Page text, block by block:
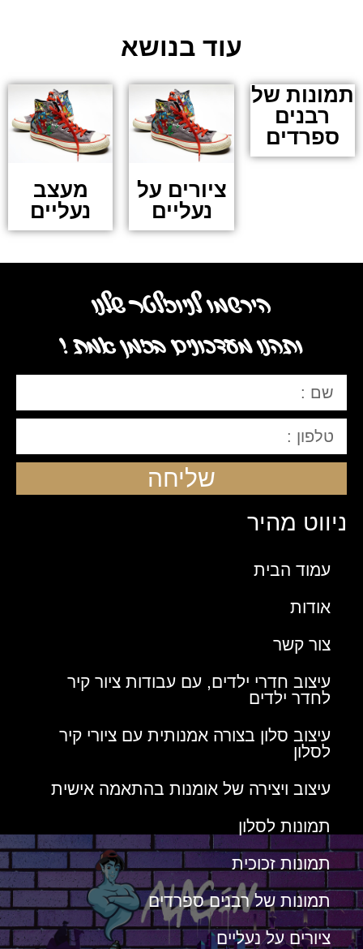
עוד בנושא
תמונות של
רבנים
ספרדים
ציורים על
נעליים
מעצב
נעליים
הירשמו לניוזלטר שלנו
ותהנו מעדכונים בזמן אמת !
שליחה
ניווט מהיר
עמוד הבית
אודות
צור קשר
עיצוב חדרי ילדים, עם ‏עבודות ציור קיר
לחדר ילדים
עיצוב סלון ‏בצורה אמנותית עם ציורי קיר
לסלון
‏עיצוב ויצירה של אומנות בהתאמה אישית
תמונות לסלון
‏תמונות זכוכית
תמונות של רבנים ספרדים
ציורים על נעליים